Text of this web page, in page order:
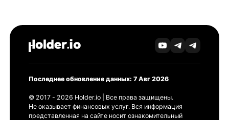
Последнее обновление данных: 7 Авг 2026
© 2017 - 2026 Holder.io | Все права защищены.
Не оказывает финансовых услуг. Вся информация
представленная на сайте носит ознакомительный